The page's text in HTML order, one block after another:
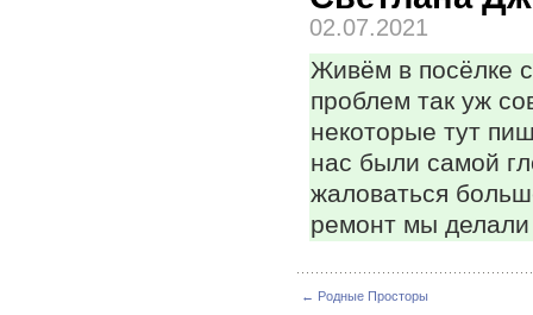
02.07.2021
Живём в посёлке
проблем так уж
некоторые тут
нас были самой
жаловаться
ремонт мы делали
← Родные Просторы